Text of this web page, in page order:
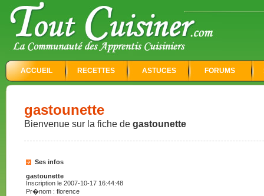
ACCUEIL RECETTES ASTUCES FORUMS
gastounette
Bienvenue sur la fiche de gastounette
Ses infos
gastounette
Inscription le 2007-10-17 16:44:48
Pr�nom : florence